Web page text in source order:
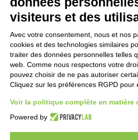
PO Box 427
Viareggio LU
55049 ITALY
Phone: +39 0584
389784
Fax: +39 0584
397904
info@gemitaly.it
visiteurs et des
Avec votre consentement, nous et nos
cookies et des technologies similaires
traiter des données personnelles telles
web. Comme nous respectons votre
pouvez choisir de ne pas autoriser
Cliquez sur les préférences RGPD pour
Voir la politique complète en matière
Powered by